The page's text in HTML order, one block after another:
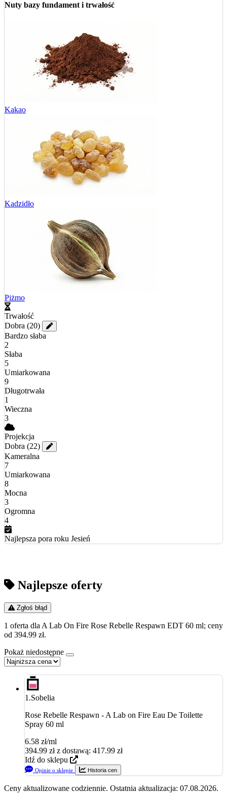
Nuty bazy fundament i trwałość
Kakao
Kadzidło
Piżmo
Trwałość
Dobra (20)
Bardzo słaba
2
Słaba
5
Umiarkowana
9
Długotrwała
1
Wieczna
3
Projekcja
Dobra (22)
Kameralna
7
Umiarkowana
8
Mocna
3
Ogromna
4
Najlepsza pora roku Jesień
Najlepsze oferty
Zgłoś błąd
1 oferta dla A Lab On Fire Rose Rebelle Respawn EDT 60 ml; ceny
od 394.99 zł.
Pokaż niedostępne
1.Sobelia
Rose Rebelle Respawn - A Lab on Fire Eau De Toilette
Spray 60 ml
6.58 zł/ml
394.99 zł z dostawą: 417.99 zł
Idź do sklepu
Opinie o sklepie Historia cen
Ceny aktualizowane codziennie. Ostatnia aktualizacja: 07.08.2026.